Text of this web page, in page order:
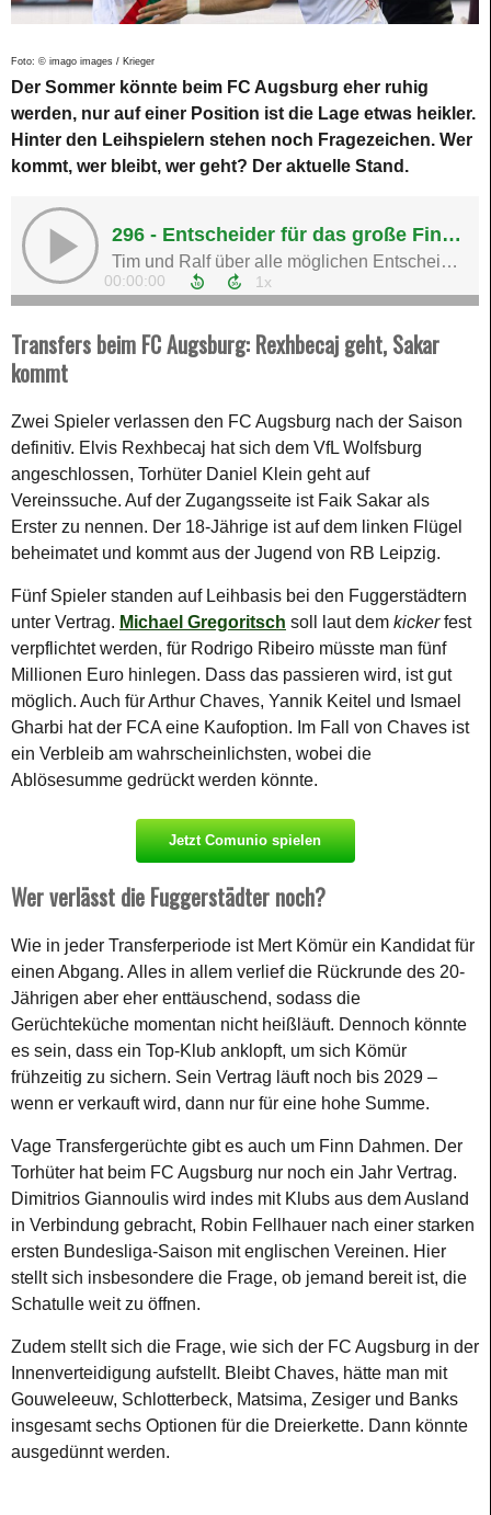
Foto: © imago images / Krieger
Der Sommer könnte beim FC Augsburg eher ruhig
werden, nur auf einer Position ist die Lage etwas heikler.
Hinter den Leihspielern stehen noch Fragezeichen. Wer
kommt, wer bleibt, wer geht? Der aktuelle Stand.
Transfers beim FC Augsburg: Rexhbecaj geht, Sakar
kommt
Zwei Spieler verlassen den FC Augsburg nach der Saison
definitiv. Elvis Rexhbecaj hat sich dem VfL Wolfsburg
angeschlossen, Torhüter Daniel Klein geht auf
Vereinssuche. Auf der Zugangsseite ist Faik Sakar als
Erster zu nennen. Der 18-Jährige ist auf dem linken Flügel
beheimatet und kommt aus der Jugend von RB Leipzig.
Fünf Spieler standen auf Leihbasis bei den Fuggerstädtern
unter Vertrag. Michael Gregoritsch soll laut dem kickerfest
verpflichtet werden, für Rodrigo Ribeiro müsste man fünf
Millionen Euro hinlegen. Dass das passieren wird, ist gut
möglich. Auch für Arthur Chaves, Yannik Keitel und Ismael
Gharbi hat der FCA eine Kaufoption. Im Fall von Chaves ist
ein Verbleib am wahrscheinlichsten, wobei die
Ablösesumme gedrückt werden könnte.
Jetzt Comunio spielen
Wer verlässt die Fuggerstädter noch?
Wie in jeder Transferperiode ist Mert Kömür ein Kandidat für
einen Abgang. Alles in allem verlief die Rückrunde des 20-
Jährigen aber eher enttäuschend, sodass die
Gerüchteküche momentan nicht heißläuft. Dennoch könnte
es sein, dass ein Top-Klub anklopft, um sich Kömür
frühzeitig zu sichern. Sein Vertrag läuft noch bis 2029 –
wenn er verkauft wird, dann nur für eine hohe Summe.
Vage Transfergerüchte gibt es auch um Finn Dahmen. Der
Torhüter hat beim FC Augsburg nur noch ein Jahr Vertrag.
Dimitrios Giannoulis wird indes mit Klubs aus dem Ausland
in Verbindung gebracht, Robin Fellhauer nach einer starken
ersten Bundesliga-Saison mit englischen Vereinen. Hier
stellt sich insbesondere die Frage, ob jemand bereit ist, die
Schatulle weit zu öffnen.
Zudem stellt sich die Frage, wie sich der FC Augsburg in der
Innenverteidigung aufstellt. Bleibt Chaves, hätte man mit
Gouweleeuw, Schlotterbeck, Matsima, Zesiger und Banks
insgesamt sechs Optionen für die Dreierkette. Dann könnte
ausgedünnt werden.